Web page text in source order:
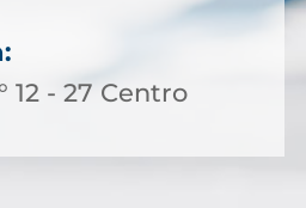
12 - 27 Centro